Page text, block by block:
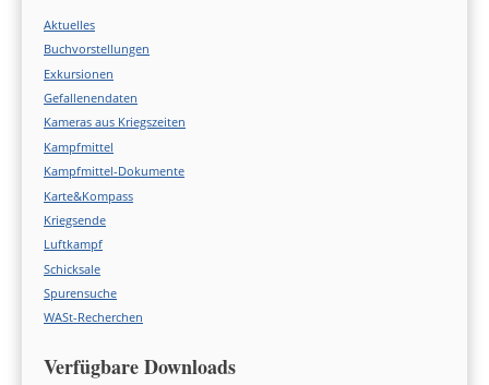
Aktuelles
Buchvorstellungen
Exkursionen
Gefallenendaten
Kameras aus Kriegszeiten
Kampfmittel
Kampfmittel-Dokumente
Karte&Kompass
Kriegsende
Luftkampf
Schicksale
Spurensuche
WASt-Recherchen
Verfügbare Downloads